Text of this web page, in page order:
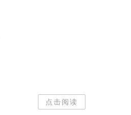
点击阅读